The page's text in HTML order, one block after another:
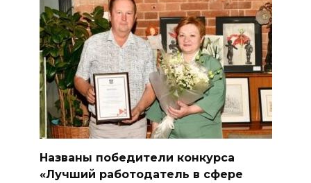
Названы победители конкурса
«Лучший работодатель в сфере